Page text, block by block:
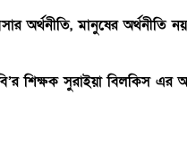
অর্থনীতি, মানুষের
শিক্ষক সুরাইয়া বিলকিস